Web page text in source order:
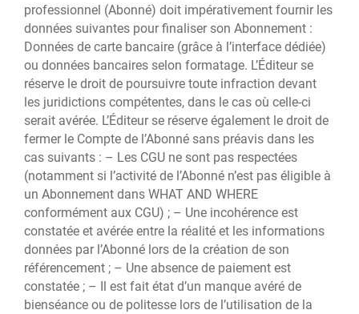
professionnel (Abonné) doit impérativement fournir les
données suivantes pour finaliser son Abonnement :
Données de carte bancaire (grâce à l’interface dédiée)
ou données bancaires selon formatage. L’Éditeur se
réserve le droit de poursuivre toute infraction devant
les juridictions compétentes, dans le cas où celle-ci
serait avérée. L’Éditeur se réserve également le droit de
fermer le Compte de l’Abonné sans préavis dans les
cas suivants : – Les CGU ne sont pas respectées
(notamment si l’activité de l’Abonné n’est pas éligible à
un Abonnement dans WHAT AND WHERE
conformément aux CGU) ; – Une incohérence est
constatée et avérée entre la réalité et les informations
données par l’Abonné lors de la création de son
référencement ; – Une absence de paiement est
constatée ; – Il est fait état d’un manque avéré de
bienséance ou de politesse lors de l’utilisation de la